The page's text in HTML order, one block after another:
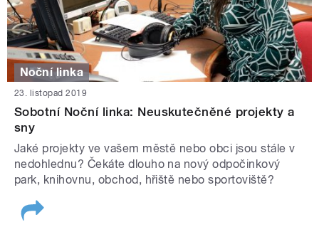
Noční linka
23. listopad 2019
Sobotní Noční linka: Neuskutečněné projekty a
sny
Jaké projekty ve vašem městě nebo obci jsou stále v
nedohlednu? Čekáte dlouho na nový odpočinkový
park, knihovnu, obchod, hřiště nebo sportoviště?